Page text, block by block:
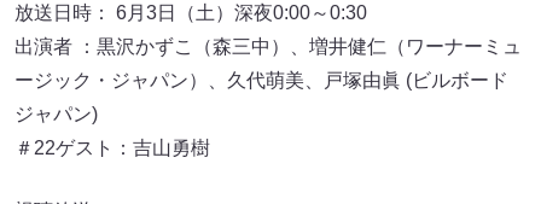
放送日時： 6月3日（土）深夜0:00～0:30
出演者 ：黒沢かずこ（森三中）、増井健仁（ワーナーミュ
ージック・ジャパン）、久代萌美、戸塚由眞 (ビルボード
ジャパン)
＃22ゲスト：吉山勇樹